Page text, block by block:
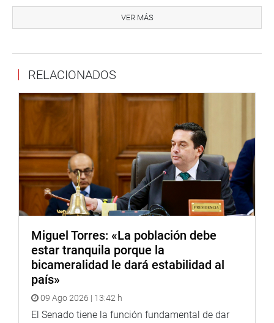
está recorriendo las zonas golpeadas por el lodo y las
piedras, tales como Otuzco, Gran Chimú, La Esperanza y
rehabilitación del puente Virú y fiscalizar que los
También agradeció la respuesta rápida del Poder
Ejecutivo a su llamado para que un helicóptero esté
permanentemente en Trujillo para labores de rescate y
seguir con vuelos cívicos.
La parlamentaria resaltó que está dispuesta siempre a
colaborar con las autoridades nacionales, regionales y
locales. Además, sostuvo que se está gestionando el
Plazapampa, en Otuzco, el cual ha quedado aislado.
De igual manera, abogó para que el Poder Ejecutivo
despliegue su máximo esfuerzo y se optimice los
recursos necesarios para contrarrestar los efectos de la
violencia de la naturaleza.
VER MÁS
RELACIONADOS
Miguel Torres: «La población debe
estar tranquila porque la
bicameralidad le dará estabilidad al
país»
09 Ago 2026 | 13:42 h
El Senado tiene la función fundamental de dar